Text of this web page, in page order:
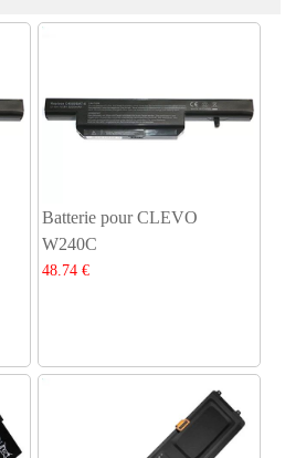
Batterie pour CLEVO
W240C
48.74 €